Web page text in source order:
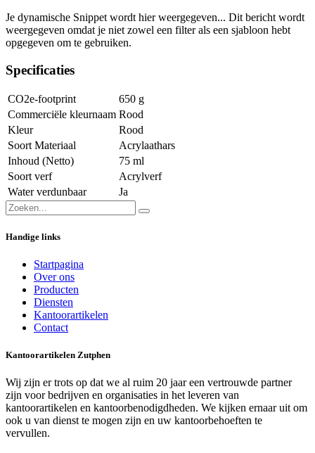
Je dynamische Snippet wordt hier weergegeven... Dit bericht wordt
weergegeven omdat je niet zowel een filter als een sjabloon hebt
opgegeven om te gebruiken.
Specificaties
CO2e-footprint
650 g
Commerciële kleurnaam Rood
Kleur
Rood
Soort Materiaal
Acrylaathars
Inhoud (Netto)
75 ml
Soort verf
Acrylverf
Water verdunbaar
Ja
Handige links
Startpagina
Over ons
Producten
Diensten
Kantoorartikelen
Contact
Kantoorartikelen Zutphen
Wij zijn er trots op dat we al ruim 20 jaar een vertrouwde partner
zijn voor bedrijven en organisaties in het leveren van
kantoorartikelen en kantoorbenodigdheden. We kijken ernaar uit om
ook u van dienst te mogen zijn en uw kantoorbehoeften te
vervullen.